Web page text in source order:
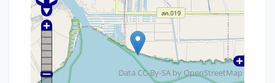
Data CC-By-SA by OpenStreetMap